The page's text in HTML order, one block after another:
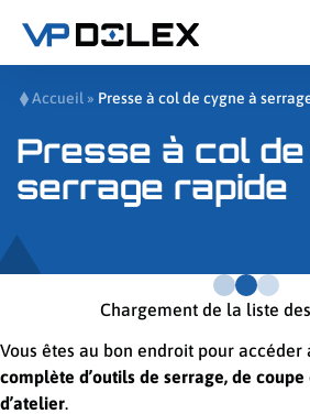
Accueil » Presse à col de cygne à
Presse à col
serrage rapide
Chargement de la liste
Vous êtes au bon endroit pour accéder
complète d’outils de serrage, de coupe
d’atelier.